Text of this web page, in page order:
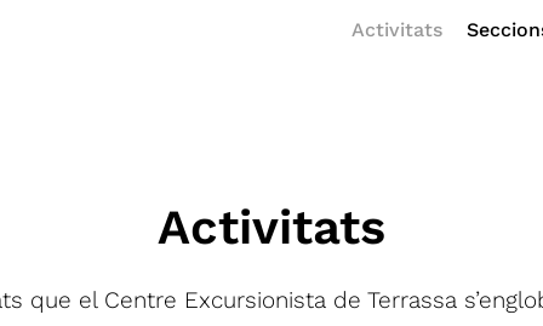
Activitats
Activitats
que el Centre Excursionista de Terrassa